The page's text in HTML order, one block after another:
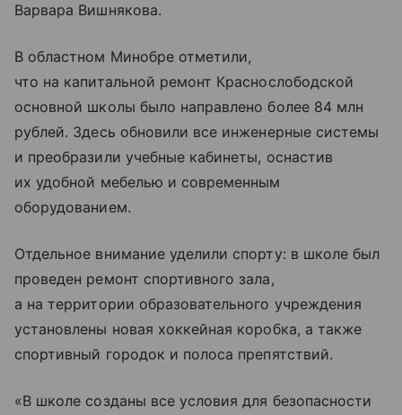
Варвара Вишнякова.
В областном Минобре отметили,
что на капитальной ремонт Краснослободской
основной школы было направлено более 84 млн
рублей. Здесь обновили все инженерные системы
и преобразили учебные кабинеты, оснастив
их удобной мебелью и современным
оборудованием.
Отдельное внимание уделили спорту: в школе был
проведен ремонт спортивного зала,
а на территории образовательного учреждения
установлены новая хоккейная коробка, а также
спортивный городок и полоса препятствий.
«В школе созданы все условия для безопасности